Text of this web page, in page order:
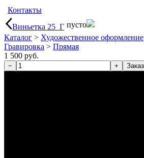
Контакты
Виньетка 25_Г пусто
Каталог > Художественное оформление
Гравировка > Прямая
1 500 руб.